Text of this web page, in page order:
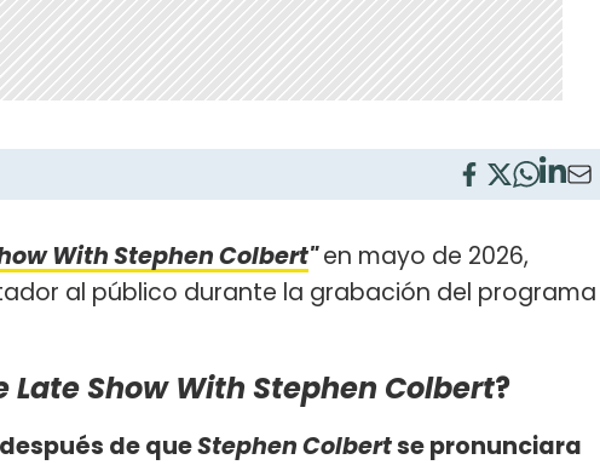
With Stephen Colbert"en mayo de 2026,
al público durante la grabación del programa
Late Show With Stephen Colbert?
después de queStephen Colbertse pronunciara